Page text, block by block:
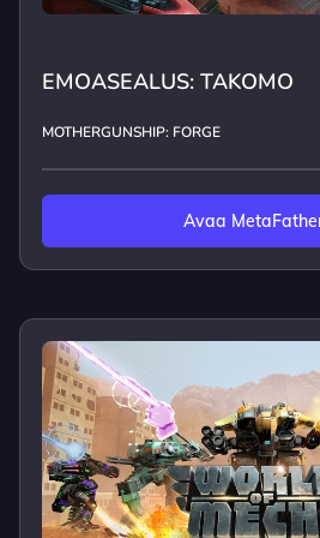
EMOASEALUS: TAKOMO
MOTHERGUNSHIP: FORGE
Avaa